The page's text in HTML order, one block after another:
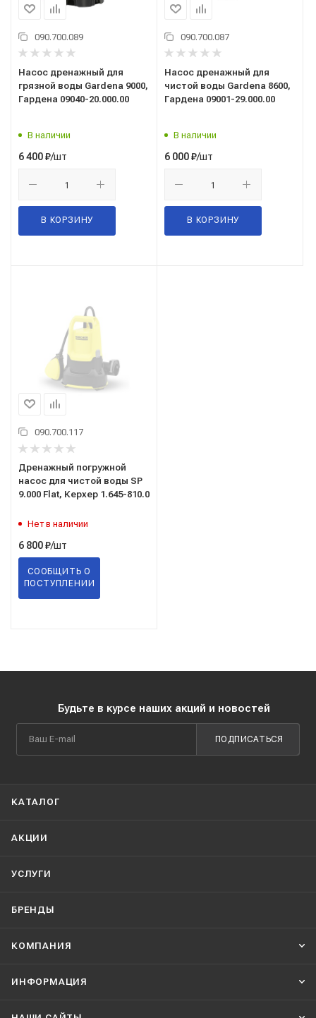
090.700.089
Насос дренажный для
грязной воды Gardena 9000,
Гардена 09040-20.000.00
В наличии
6 400₽/шт
В КОРЗИНУ
090.700.087
Насос дренажный для
чистой воды Gardena 8600,
Гардена 09001-29.000.00
В наличии
6 000₽/шт
В КОРЗИНУ
090.700.117
Дренажный погружной
насос для чистой воды SP
9.000 Flat, Керхер 1.645-810.0
Нет в наличии
6 800₽/шт
СООБЩИТЬ О
ПОСТУПЛЕНИИ
Будьте в курсе наших акций и новостей
ПОДПИСАТЬСЯ
КАТАЛОГ
АКЦИИ
УСЛУГИ
БРЕНДЫ
КОМПАНИЯ
ИНФОРМАЦИЯ